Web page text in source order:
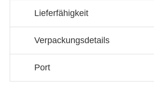
Lieferfähigkeit
Verpackungsdetails
Port